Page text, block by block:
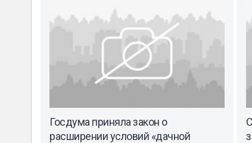
Госдума приняла закон о
расширении условий «дачной